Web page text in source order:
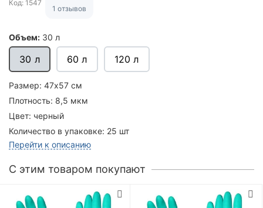
Объем: 30 л
30 л 60 л 120 л
Размер: 47х57 см
Плотность: 8,5 мкм
Цвет: черный
Количество в упаковке: 25 шт
Перейти к описанию
Код: 1547
1 отзывов
C этим товаром покупают